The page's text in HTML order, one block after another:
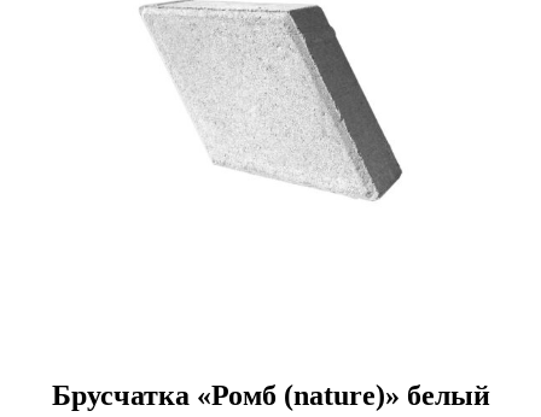
Брусчатка «Ромб (nature)» белый